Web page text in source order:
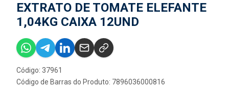
EXTRATO DE TOMATE ELEFANTE
1,04KG CAIXA 12UND
Código: 37961
Código de Barras do Produto: 7896036000816